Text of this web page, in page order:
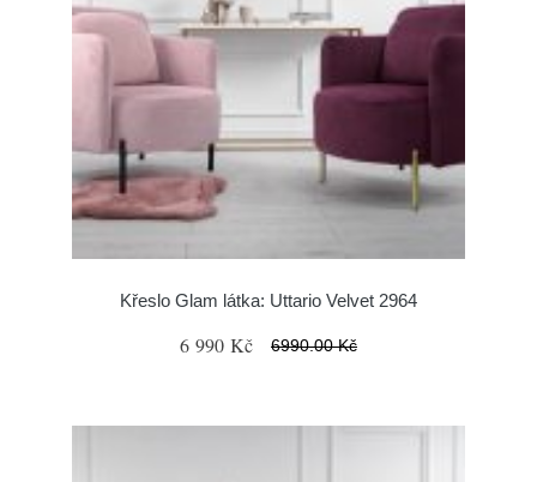
Křeslo Glam látka: Uttario Velvet 2964
6 990 Kč 6990.00 Kč